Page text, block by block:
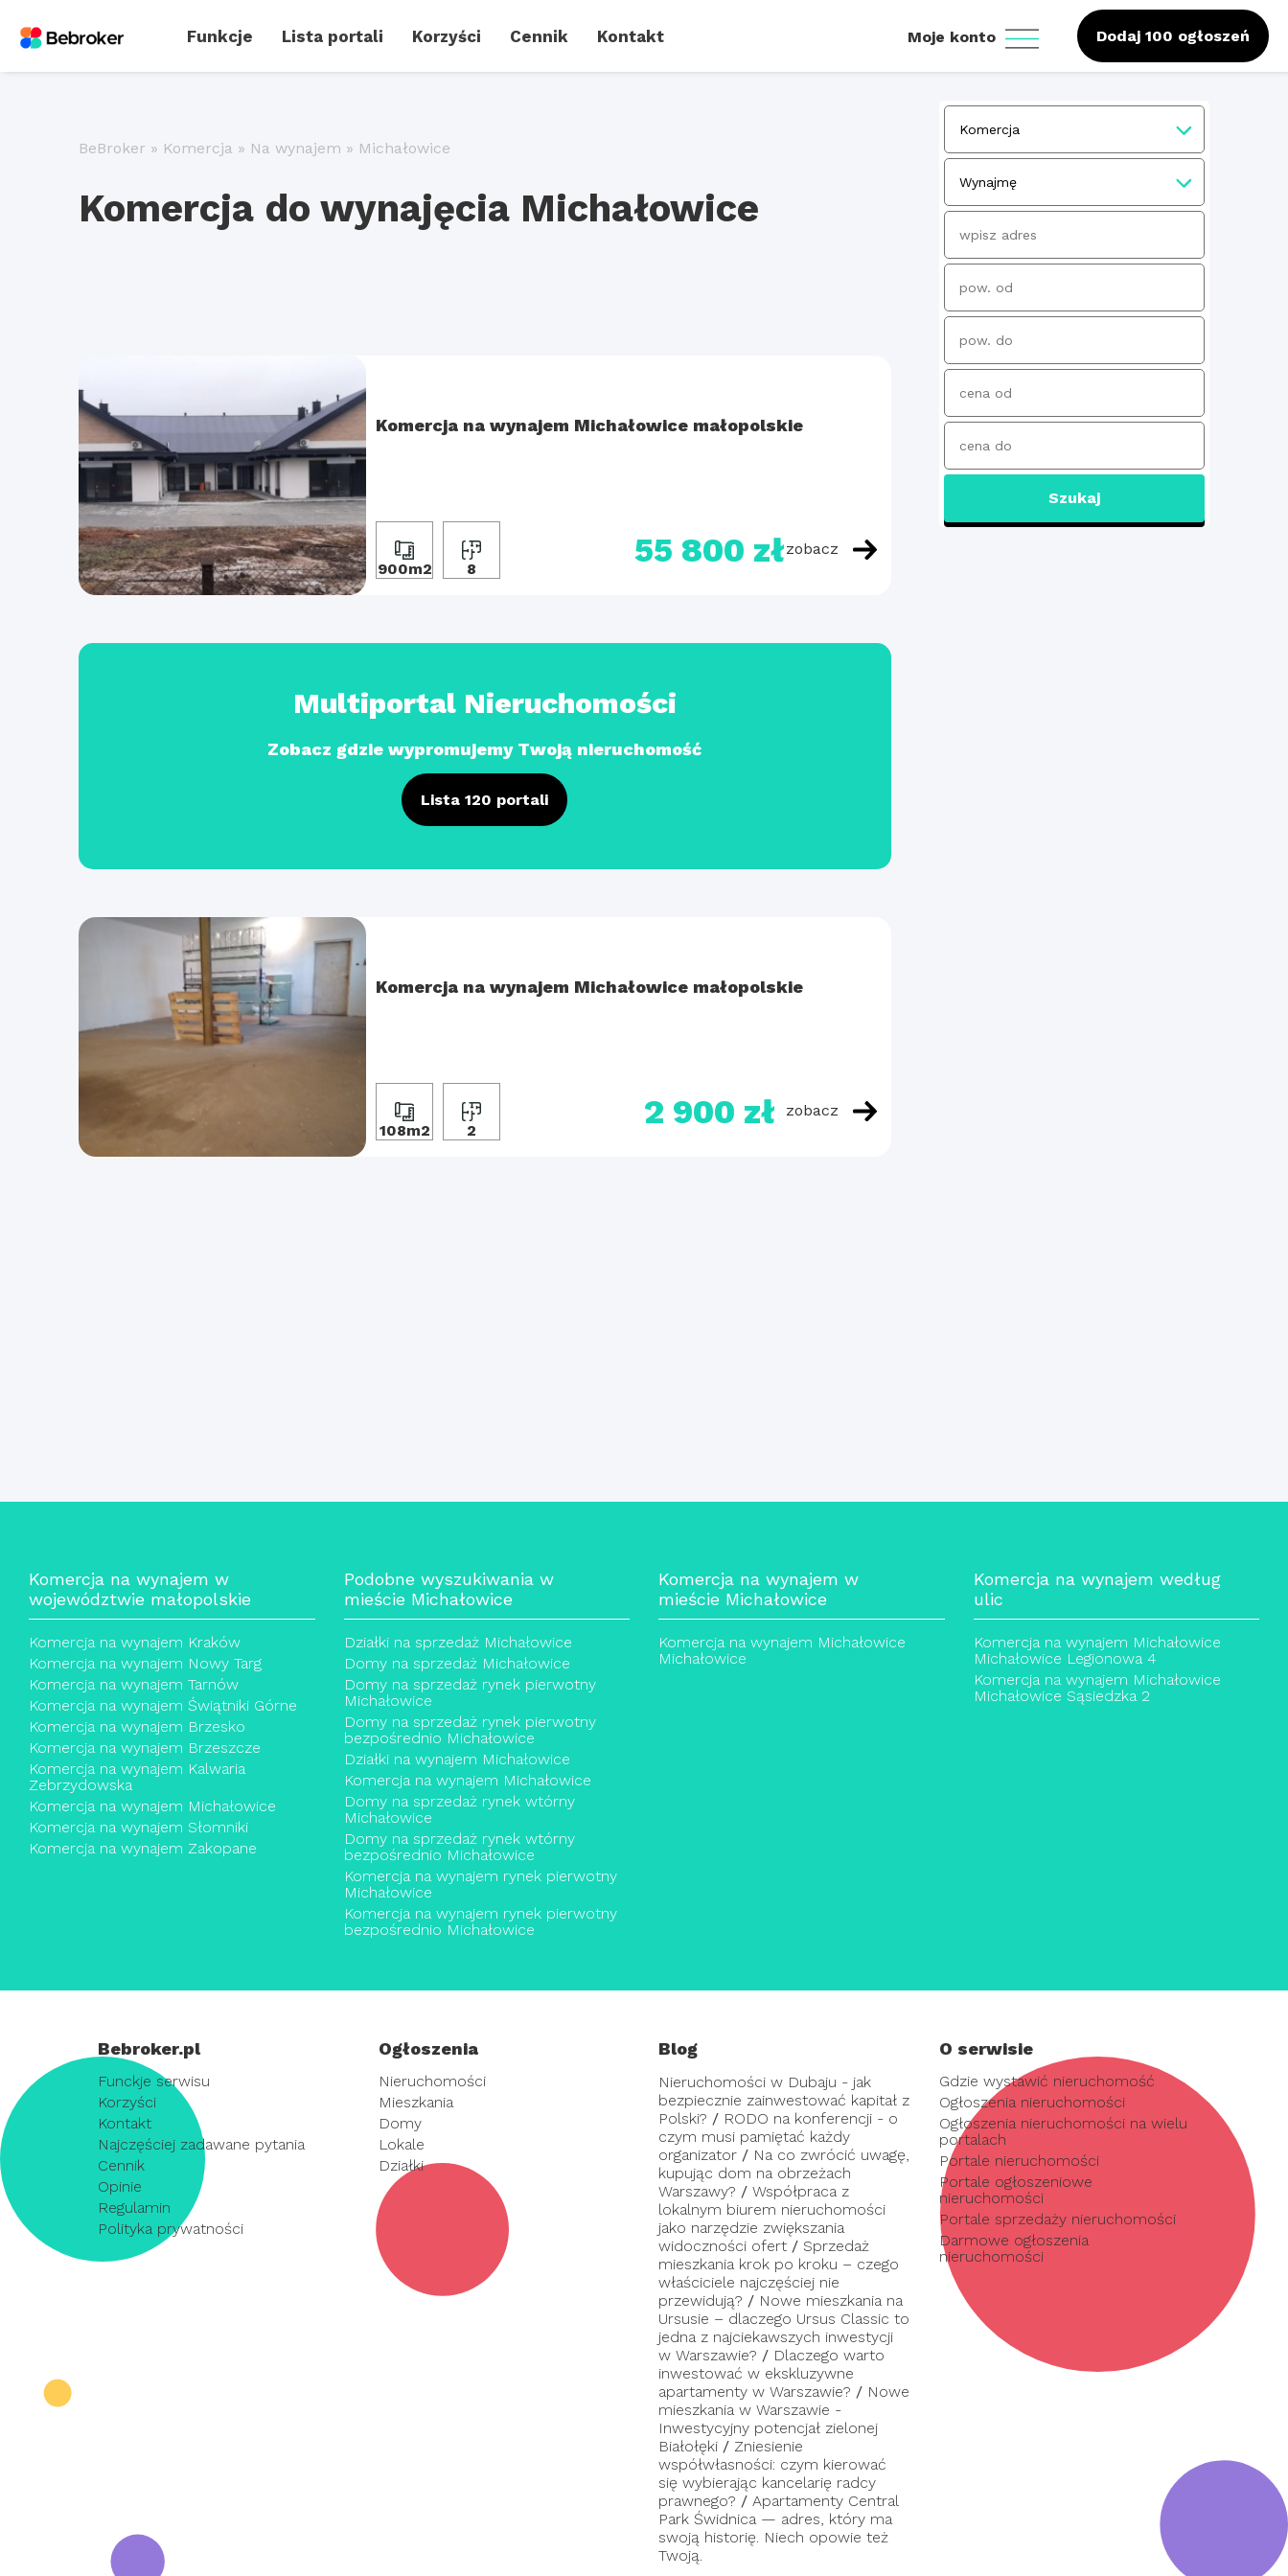
Funkcje Lista portali Korzyści Cennik Kontakt Dodaj 100 ogłoszeń
Moje konto
BeBroker » Komercja » Na wynajem » Michałowice
Komercja do wynajęcia Michałowice
Komercja na wynajem Michałowice małopolskie
900m2 8 55 800 złzobacz
Multiportal Nieruchomości
Zobacz gdzie wypromujemy Twoją nieruchomość
Lista 120 portali
Komercja na wynajem Michałowice małopolskie
108m2 2 2 900 zł zobacz
Szukaj
Komercja na wynajem w
województwie małopolskie
Komercja na wynajem Kraków
Komercja na wynajem Nowy Targ
Komercja na wynajem Tarnów
Komercja na wynajem Świątniki Górne
Komercja na wynajem Brzesko
Komercja na wynajem Brzeszcze
Komercja na wynajem Kalwaria
Zebrzydowska
Komercja na wynajem Michałowice
Komercja na wynajem Słomniki
Komercja na wynajem Zakopane
Podobne wyszukiwania w
mieście Michałowice
Działki na sprzedaż Michałowice
Domy na sprzedaż Michałowice
Domy na sprzedaż rynek pierwotny
Michałowice
Domy na sprzedaż rynek pierwotny
bezpośrednio Michałowice
Działki na wynajem Michałowice
Komercja na wynajem Michałowice
Domy na sprzedaż rynek wtórny
Michałowice
Domy na sprzedaż rynek wtórny
bezpośrednio Michałowice
Komercja na wynajem rynek pierwotny
Michałowice
Komercja na wynajem rynek pierwotny
bezpośrednio Michałowice
Komercja na wynajem w
mieście Michałowice
Komercja na wynajem Michałowice
Michałowice
Komercja na wynajem według
ulic
Komercja na wynajem Michałowice
Michałowice Legionowa 4
Komercja na wynajem Michałowice
Michałowice Sąsiedzka 2
Bebroker.pl
Funckje serwisu
Korzyści
Kontakt
Najczęściej zadawane pytania
Cennik
Opinie
Regulamin
Polityka prywatności
Ogłoszenia
Nieruchomości
Mieszkania
Domy
Lokale
Działki
Blog
Nieruchomości w Dubaju - jak
bezpiecznie zainwestować kapitał z
Polski? / RODO na konferencji - o
czym musi pamiętać każdy
organizator / Na co zwrócić uwagę,
kupując dom na obrzeżach
Warszawy? / Współpraca z
lokalnym biurem nieruchomości
jako narzędzie zwiększania
widoczności ofert / Sprzedaż
mieszkania krok po kroku – czego
właściciele najczęściej nie
przewidują? / Nowe mieszkania na
Ursusie – dlaczego Ursus Classic to
jedna z najciekawszych inwestycji
w Warszawie? / Dlaczego warto
inwestować w ekskluzywne
apartamenty w Warszawie? / Nowe
mieszkania w Warszawie -
Inwestycyjny potencjał zielonej
Białołęki / Zniesienie
współwłasności: czym kierować
się wybierając kancelarię radcy
prawnego? / Apartamenty Central
Park Świdnica — adres, który ma
swoją historię. Niech opowie też
Twoją.
O serwisie
Gdzie wystawić nieruchomość
Ogłoszenia nieruchomości
Ogłoszenia nieruchomości na wielu
portalach
Portale nieruchomości
Portale ogłoszeniowe
nieruchomości
Portale sprzedaży nieruchomości
Darmowe ogłoszenia
nieruchomości